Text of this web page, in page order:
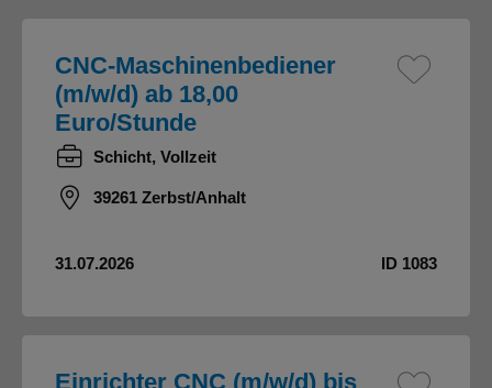
CNC-Maschinenbediener
(m/w/d) ab 18,00
Euro/Stunde
Schicht, Vollzeit
39261 Zerbst/Anhalt
31.07.2026 ID 1083
Einrichter CNC (m/w/d) bis